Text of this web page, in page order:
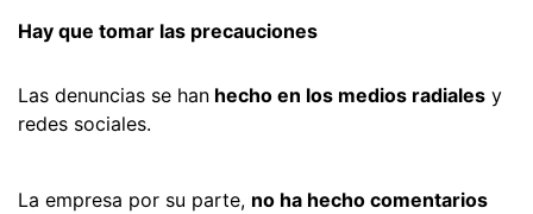
Hay que tomar las precauciones
Las denuncias se han hecho en los medios radiales y
redes sociales.
La empresa por su parte, no ha hecho comentarios